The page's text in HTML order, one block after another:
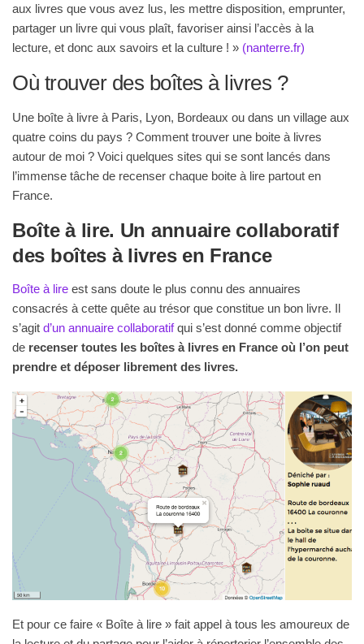
aux livres que vous avez lus, les mettre disposition, emprunter,
partager un livre qui vous plaît, favoriser ainsi l’accès à la
lecture, et donc aux savoirs et la culture ! » (nanterre.fr)
Où trouver des boîtes à livres ?
Une boîte à livre à Paris, Lyon, Bordeaux ou dans un village aux
quatre coins du pays ? Comment trouver une boite à livres
autour de moi ? Voici quelques sites qui se sont lancés dans
l’immense tâche de recenser chaque boite à lire partout en
France.
Boîte à lire. Un annuaire collaboratif
des boîtes à livres en France
Boîte à lire est sans doute le plus connu des annuaires
consacrés à cette quête au trésor que constitue un bon livre. Il
s’agit d’un annuaire collaboratifqui s’est donné comme objectif
de recenser toutes les boîtes à livres en France où l’on peut
prendre et déposer librement des livres.
Et pour ce faire « Boîte à lire » fait appel à tous les amoureux de